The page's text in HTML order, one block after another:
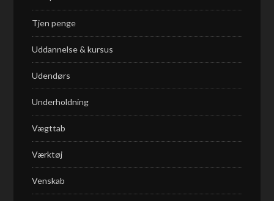
Tjen penge
Uddannelse & kursus
Udendørs
Underholdning
Vægttab
Værktøj
Venskab